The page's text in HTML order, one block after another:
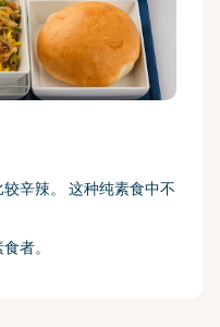
辛辣。 这种纯素食中不
者。